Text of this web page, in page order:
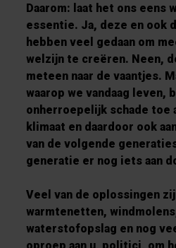
Daarom: laat het ons eens
essentie. Ja, deze en ook
hebben veel gedaan om
welzijn te creëren. Neen,
meteen naar de vaantjes.
waarop we vandaag leven,
onherroepelijk schade toe
klimaat en daardoor ook
van de volgende
generatie er nog iets aan
Veel van de oplossingen
warmtenetten,
waterstofopslag en nog
oproep aan u, politici, om